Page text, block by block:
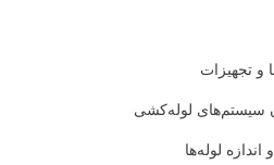
و تجهیزات
سیستم‌های لوله‌کشی
لوله‌ها